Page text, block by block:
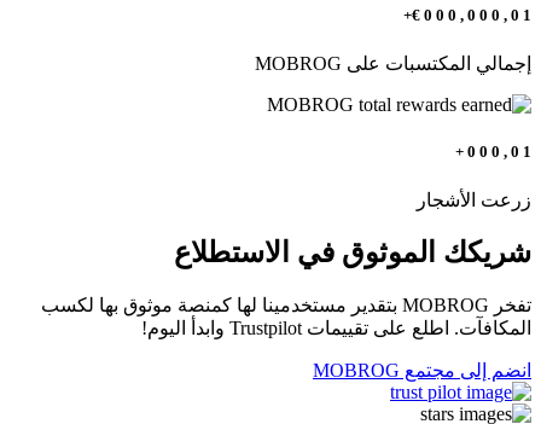
1
0
,
0
0
0
,
0
0
0
€+
إجمالي المكتسبات على MOBROG
1
0
,
0
0
0
+
زرعت الأشجار
شريكك الموثوق في الاستطلاع
تفخر MOBROG بتقدير مستخدمينا لها كمنصة موثوق بها لكسب
المكافآت. اطلع على تقييمات Trustpilot وابدأ اليوم!
انضم إلى مجتمع MOBROG